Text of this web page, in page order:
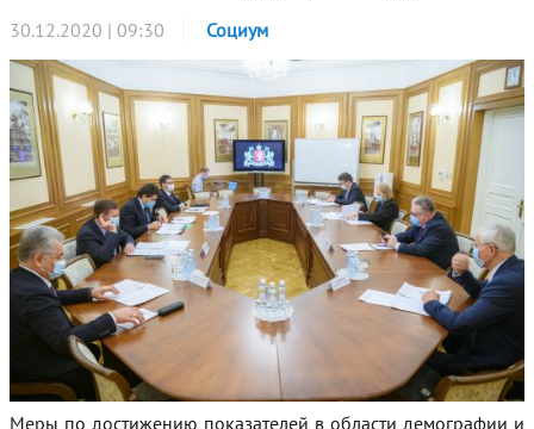
30.12.2020 | 09:30 Социум
Меры по достижению показателей в области демографии и